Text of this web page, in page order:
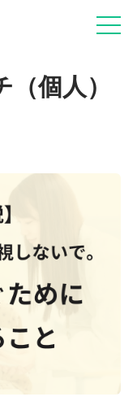
個人）